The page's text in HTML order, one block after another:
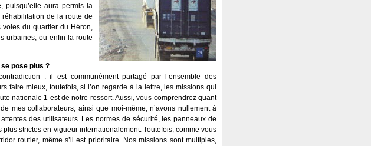
puisqu’elle aura permis la
de la route de
voies du quartier du Héron,
urbaines, ou enfin la route
pose plus ?
: il est communément partagé par l’ensemble des
faire mieux, toutefois, si l’on regarde à la lettre, les missions qui
nationale 1 est de notre ressort. Aussi, vous comprendrez quant
mes collaborateurs, ainsi que moi-même, n’avons nullement à
des utilisateurs. Les normes de sécurité, les panneaux de
strictes en vigueur internationalement. Toutefois, comme vous
routier, même s’il est prioritaire. Nos missions sont multiples,